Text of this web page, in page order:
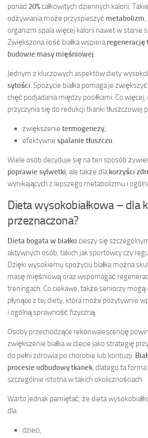
ponad 20%całkowitych dziennych kalorii.
odżywiania może przyspieszyć metabolizm
organizm spala więcej kalorii nawet w stanie
Zwiększona ilość białka wspieraregenerację
budowie masy mięśniowej.
Jednym z kluczowych aspektów diety
sytości. Spożycie białka pomaga je
chęć podjadania między posiłkami. Co więcej,
przyczynia się do redukcji tkanki tłuszczowej
zwiększenie termogenezy,
efektywne spalanie tłuszczu.
Wiele osób decyduje się na ten sposób
poprawie sylwetki, ale także dlakorzyści
wynikających z lepszego metabolizmu i
Dieta wysokobiałkowa – dla
przeznaczona?
Dieta bogata w białkocieszy się
aktywnych osób, takich jak sportowcy czy
Dzięki wysokiemu spożyciu białka można
masę mięśniową oraz wspomagać
treningach. Co ciekawe, także seniorzy
płynące z tej diety, która może pozytywnie
i ogólną sprawność fizyczną.
Osoby przechodzące rekonwalescencję
zwiększenie białka w diecie jako strategię
do pełni zdrowia po chorobie lub kontuzji.
procesie odbudowy tkanek, dlatego ta
szczególnie istotna w takich okolicznościach.
Warto jednak pamiętać, że dieta
dla:
dzieci,